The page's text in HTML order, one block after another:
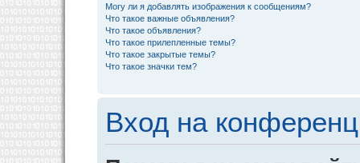
Могу ли я добавлять изображения к сообщениям?
Что такое важные объявления?
Что такое объявления?
Что такое прилепленные темы?
Что такое закрытые темы?
Что такое значки тем?
Вход на